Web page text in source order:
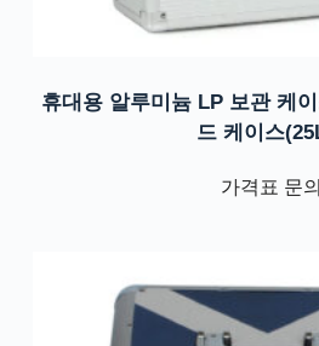
휴대용 알루미늄 LP 보관 케
드 케이스
가격표 문의